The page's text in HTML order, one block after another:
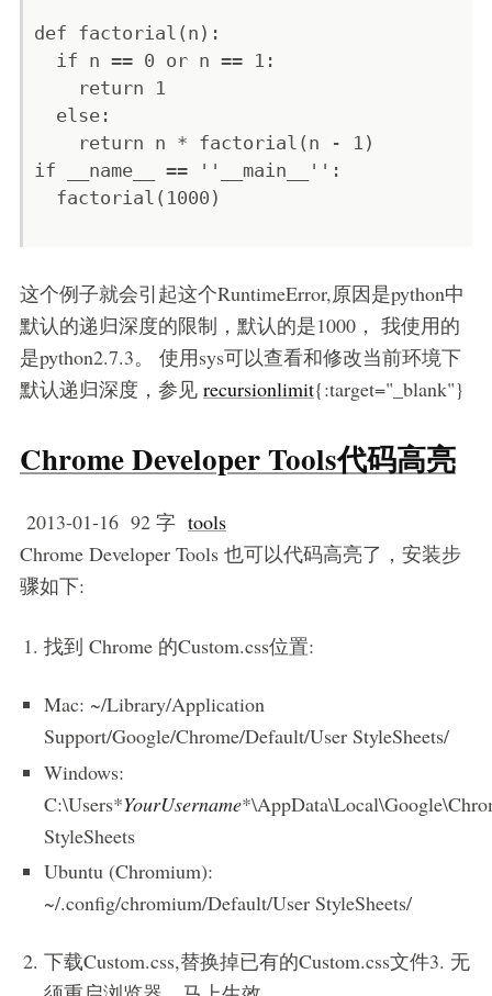
def factorial(n):
  if n == 0 or n == 1:
    return 1
  else:
    return n * factorial(n - 1)
if __name__ == ''__main__'':
  factorial(1000)
这个例子就会引起这个RuntimeError,原因是python中
默认的递归深度的限制，默认的是1000， 我使用的
是python2.7.3。 使用sys可以查看和修改当前环境下
默认递归深度，参见 recursionlimit{:target="_blank"}
Chrome Developer Tools代码高亮
2013-01-16 92 字 tools
Chrome Developer Tools 也可以代码高亮了，安装步
骤如下:
找到 Chrome 的Custom.css位置:
Mac: ~/Library/Application
Support/Google/Chrome/Default/User StyleSheets/
Windows:
C:\Users*YourUsername
StyleSheets
Ubuntu (Chromium):
~/.config/chromium/Default/User StyleSheets/
下载Custom.css,替换掉已有的Custom.css文件3. 无